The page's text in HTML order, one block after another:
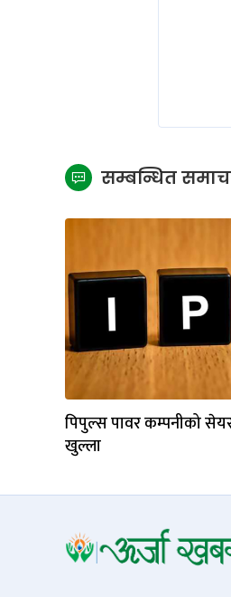
सम्बन्धित
पिपुल्स पावर कम्पनीको
खुल्ला